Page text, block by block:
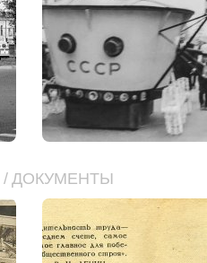
/ ДОКУМЕНТЫ